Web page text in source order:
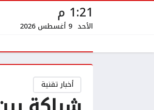
1:22 م
الأحد 9 أغسطس 2026
أخبار تقنية